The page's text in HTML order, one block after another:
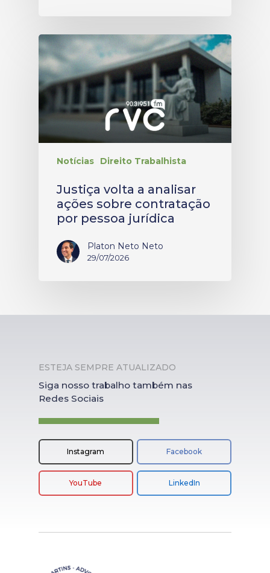
Notícias Direito Trabalhista
Justiça volta a analisar
ações sobre contratação
por pessoa jurídica
Platon Neto Neto
29/07/2026
ESTEJA SEMPRE ATUALIZADO
Siga nosso trabalho também nas
Redes Sociais
Instagram Facebook
YouTube LinkedIn